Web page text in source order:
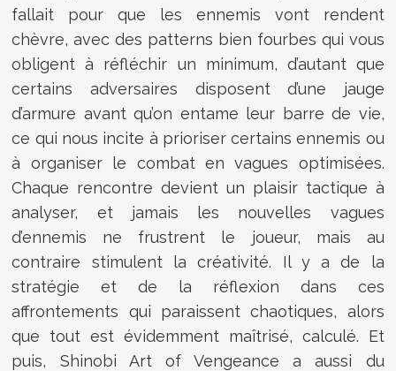
fallait pour que les ennemis vont rendent
chèvre, avec des patterns bien fourbes qui vous
obligent à réfléchir un minimum, d’autant que
certains adversaires disposent d’une jauge
d’armure avant qu’on entame leur barre de vie,
ce qui nous incite à prioriser certains ennemis ou
à organiser le combat en vagues optimisées.
Chaque rencontre devient un plaisir tactique à
analyser, et jamais les nouvelles vagues
d’ennemis ne frustrent le joueur, mais au
contraire stimulent la créativité. Il y a de la
stratégie et de la réflexion dans ces
affrontements qui paraissent chaotiques, alors
que tout est évidemment maîtrisé, calculé. Et
puis, Shinobi Art of Vengeance a aussi du